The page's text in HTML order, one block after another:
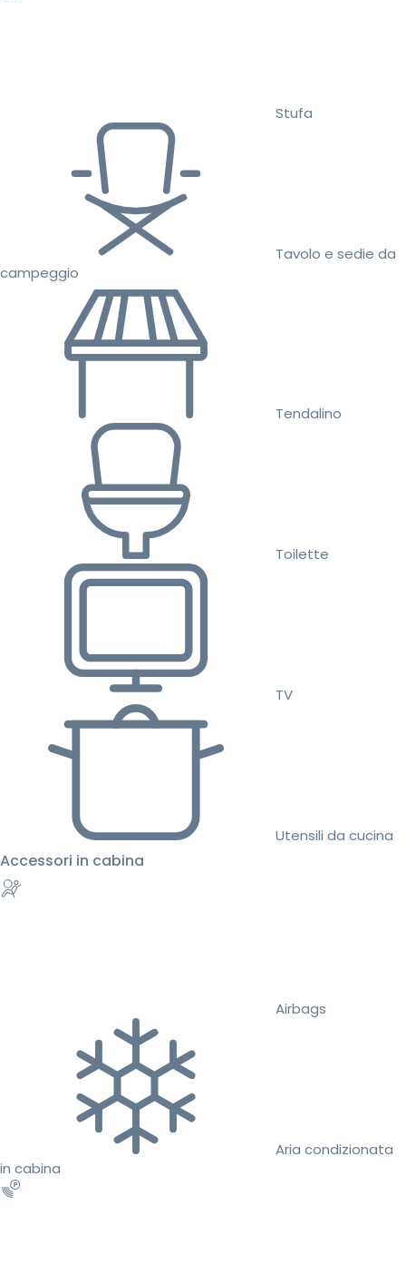
Stufa
Tavolo e sedie da
campeggio
Tendalino
Toilette
TV
Utensili da cucina
Accessori in cabina
Airbags
Aria condizionata
in cabina